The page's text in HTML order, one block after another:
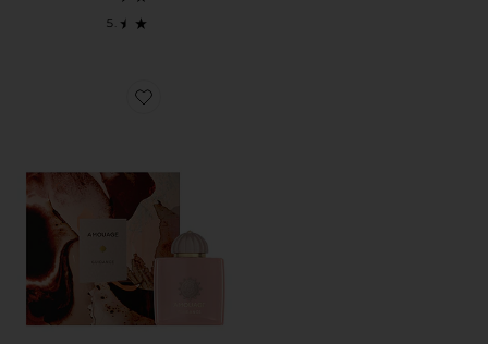
Favorite ПАРФЮМЕРНАЯ ВОДА GUIDANCE